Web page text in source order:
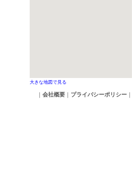
大きな地図で見る
｜ 会社概要 ｜ プライバシーポリシー ｜